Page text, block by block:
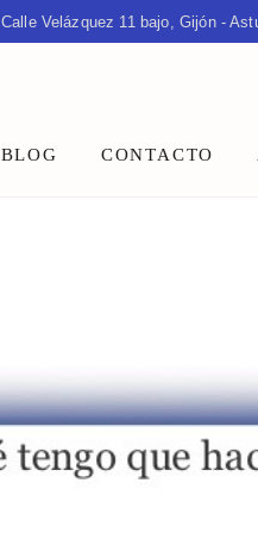
Calle Velázquez 11 bajo, Gijón -
BLOG CONTACTO